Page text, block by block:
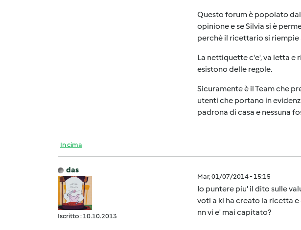
Questo forum è popolato
opinione e se Silvia si è
perchè il ricettario si
La nettiquette c'e', va letta e
esistono delle regole.
Sicuramente è il Team che
utenti che portano in
padrona di casa e nessuna
In cima
das
Iscritto : 10.10.2013
Mar, 01/07/2014 - 15:15
Io puntere piu' il dito sulle
voti a ki ha creato la ricetta
nn vi e' mai capitato?